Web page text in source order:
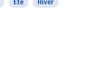
Eté
Hiver